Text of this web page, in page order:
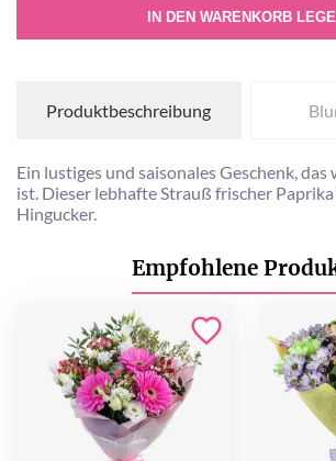
IN DEN WARENKORB
Produktbeschreibung
Ein lustiges und saisonales Geschenk,
ist. Dieser lebhafte Strauß frischer
Hingucker.
Empfohlene